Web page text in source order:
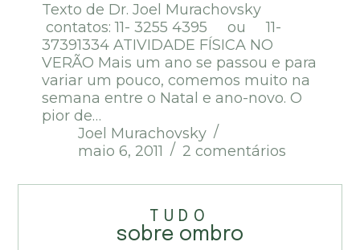
Texto de Dr. Joel Murachovsky
contatos: 11- 3255 4395 ou 11-
37391334 ATIVIDADE FÍSICA NO
VERÃO Mais um ano se passou e para
variar um pouco, comemos muito na
semana entre o Natal e ano-novo. O
pior de…
Joel Murachovsky
maio 6, 2011
2 comentários
TUDO
sobre ombro